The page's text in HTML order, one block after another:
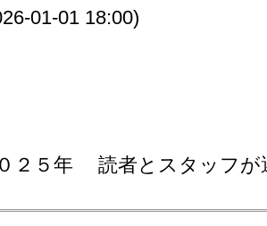
01-01 18:00)
２５年 読者とスタッフが